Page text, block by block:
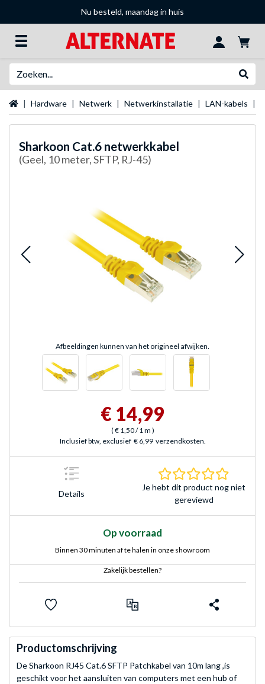
Nu besteld, maandag in huis
Startpagina
Hardware Netwerk Netwerkinstallatie LAN-kabels
Sharkoon Cat.6 netwerkkabel
(Geel, 10 meter, SFTP, RJ-45)
Afbeeldingen kunnen van het origineel afwijken.
€ 14,99
(€ 1,50/ 1 m )
Inclusief btw, exclusief € 6,99 verzendkosten.
Details
Je hebt dit product nog niet
gereviewd
Op voorraad
Binnen 30 minuten af te halen in onze showroom
Zakelijk bestellen?
Productomschrijving
De Sharkoon RJ45 Cat.6 SFTP Patchkabel van 10m lang ,is
geschikt voor het aansluiten van computers met een hub of